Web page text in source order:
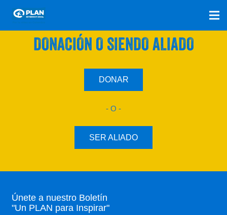
SÚMATE A NUESTRO PLAN CON UNA
DONACIÓN O SIENDO ALIADO
DONAR
- O -
SER ALIADO
Únete a nuestro Boletín
"Un PLAN para Inspirar"